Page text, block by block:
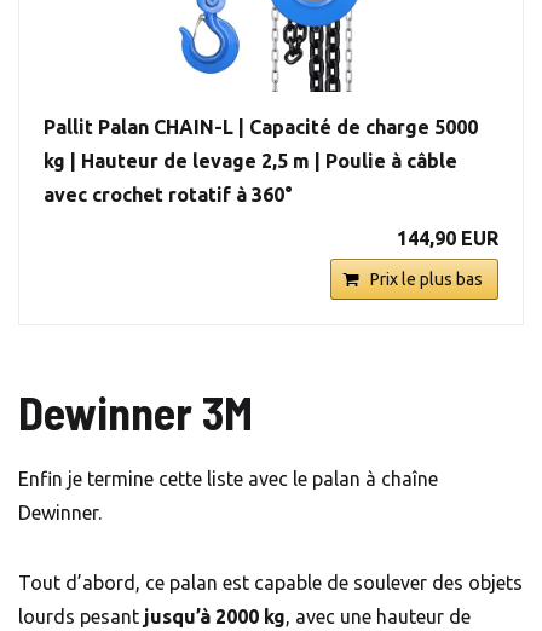
Pallit Palan CHAIN-L | Capacité de charge 5000
kg | Hauteur de levage 2,5 m | Poulie à câble
avec crochet rotatif à 360°
144,90 EUR
Prix le plus bas
Dewinner 3M
Enfin je termine cette liste avec le palan à chaîne
Dewinner.
Tout d’abord, ce palan est capable de soulever des objets
lourds pesant jusqu’à 2000 kg, avec une hauteur de